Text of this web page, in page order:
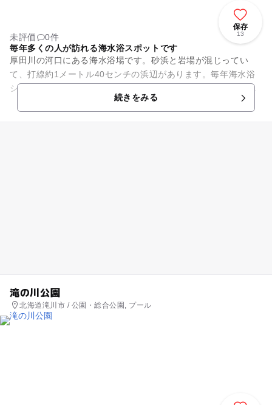
保存
13
未評価
0件
毎年多くの人が訪れる海水浴スポットです
厚田川の河口にある海水浴場です。砂浜と岩場が混じってい
て、打線約1メートル40センチの浜辺があります。毎年海水浴
シーズンになると、大人から子供まで多くの人で賑わいます。
無料で利用できる公衆トイレ...続きをみる
滝の川公園
北海道滝川市 / 公園・総合公園, プール